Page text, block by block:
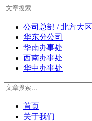
公司总部 / 北方大区
华东分公司
华南办事处
西南办事处
华中办事处
首页
关于我们